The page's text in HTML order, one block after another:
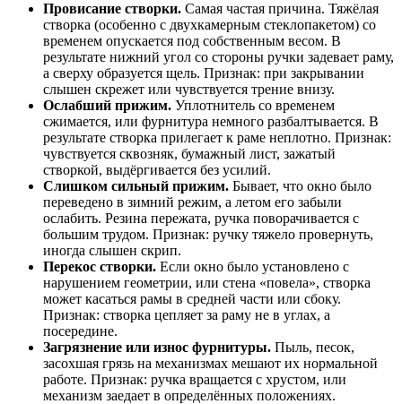
Провисание створки. Самая частая причина. Тяжёлая
створка (особенно с двухкамерным стеклопакетом) со
временем опускается под собственным весом. В
результате нижний угол со стороны ручки задевает раму,
а сверху образуется щель. Признак: при закрывании
слышен скрежет или чувствуется трение внизу.
Ослабший прижим. Уплотнитель со временем
сжимается, или фурнитура немного разбалтывается. В
результате створка прилегает к раме неплотно. Признак:
чувствуется сквозняк, бумажный лист, зажатый
створкой, выдёргивается без усилий.
Слишком сильный прижим. Бывает, что окно было
переведено в зимний режим, а летом его забыли
ослабить. Резина пережата, ручка поворачивается с
большим трудом. Признак: ручку тяжело провернуть,
иногда слышен скрип.
Перекос створки. Если окно было установлено с
нарушением геометрии, или стена «повела», створка
может касаться рамы в средней части или сбоку.
Признак: створка цепляет за раму не в углах, а
посередине.
Загрязнение или износ фурнитуры. Пыль, песок,
засохшая грязь на механизмах мешают их нормальной
работе. Признак: ручка вращается с хрустом, или
механизм заедает в определённых положениях.